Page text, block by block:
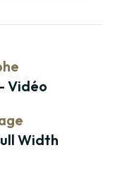
Vidéo
Width